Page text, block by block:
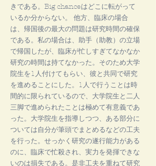
きである。Big chanceはどこに転がって
いるか分からない。 他方、臨床の場合
は、帰国後の最大の問題は研究時間の確保
である。私の場合は、助手（助教）の立場
で帰国したが、臨床が忙しすぎてなかなか
研究の時間は持てなかった。そのため大学
院生を1人付けてもらい、彼と共同で研究
を進めることにした。1人で行うことは時
間的に限られているので、大学院生と二人
三脚で進められたことは極めて有意義であ
った。大学院生を指導しつつ、ある部分に
ついては自分が筆頭でまとめるなどの工夫
を行った。せっかく研究の遂行能力がある
のに、臨床で忙殺され、実力を発揮できな
いのは損失である。是非工夫を重ねて研究